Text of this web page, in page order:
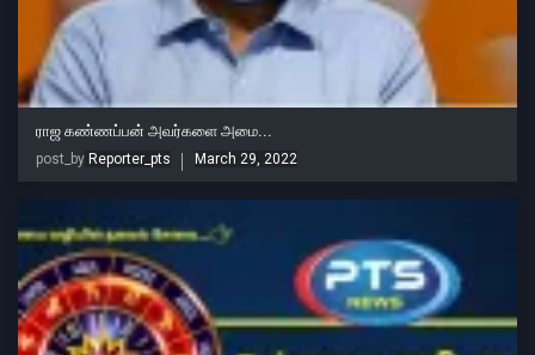
ராஜ கண்ணப்பன் அவர்களை அமை...
post_by Reporter_pts March 29, 2022